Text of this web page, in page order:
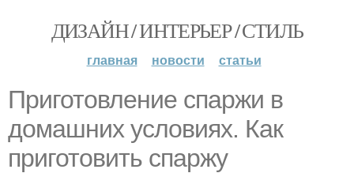
ДИЗАЙН / ИНТЕРЬЕР / СТИЛЬ
главная новости статьи
Приготовление спаржи в
домашних условиях. Как
приготовить спаржу